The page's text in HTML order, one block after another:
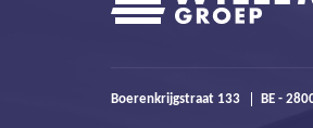
Boerenkrijgstraat 133 BE -